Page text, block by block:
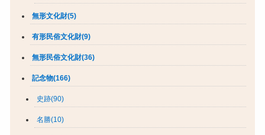
無形文化財(5)
有形民俗文化財(9)
無形民俗文化財(36)
記念物(166)
史跡(90)
名勝(10)